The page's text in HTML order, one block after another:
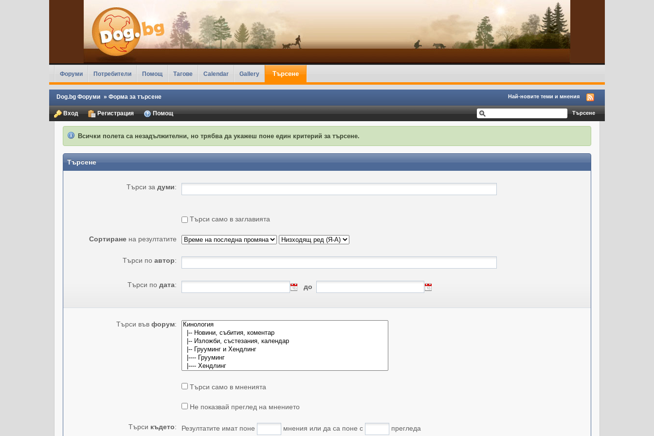
Форуми Потребители Помощ Тагове Calendar Gallery Търсене
Dog.bg Форуми » Форма за търсене Най-новите теми и мнения
Вход Регистрация Помощ
Всички полета са незадължителни, но трябва да укажеш поне един критерий за търсене.
Търсене
Търси за думи:
Търси само в заглавията
Сортиранена резултатите
Търси по автор:
Търси по дата: до
Търси във форум:
Търси само в мненията
Не показвай преглед на мнението
Търси където: Резултатите имат поне мнения или да са поне с прегледа